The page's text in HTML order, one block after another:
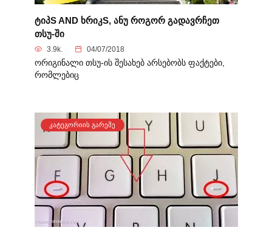
ტიპS AND ხრიკS, ანუ როგორ გადავრჩეთ
თსუ-ში
3.9k. 04/07/2018
ორიგინალი თსუ-ის შესახებ არსებობს ფაქტები,
რომლებიც
ᲙᲐᲢᲔᲒᲝᲠᲘᲘᲡ ᲒᲐᲠᲔᲨᲔ